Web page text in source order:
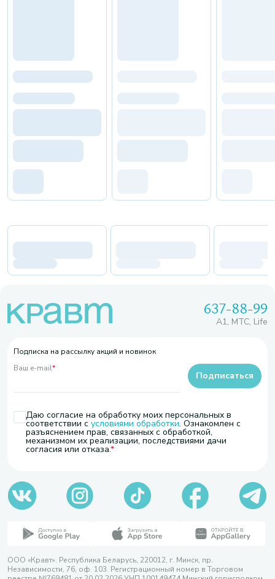
637-88-99
A1, МТС, Life
Подписка на рассылку акций и новинок
Ваш e-mail*
Даю согласие на обработку моих персональных в
соответствии с условиями обработки. Ознакомлен с
разъяснением прав, связанных с обработкой,
механизмом их реализации, последствиями дачи
согласия или отказа.
Подписаться
ООО «Кравт». Республика Беларусь, 220012, г. Минск, пр.
Независимости, 76, оф. 103. Регистрационный номер в Торговом